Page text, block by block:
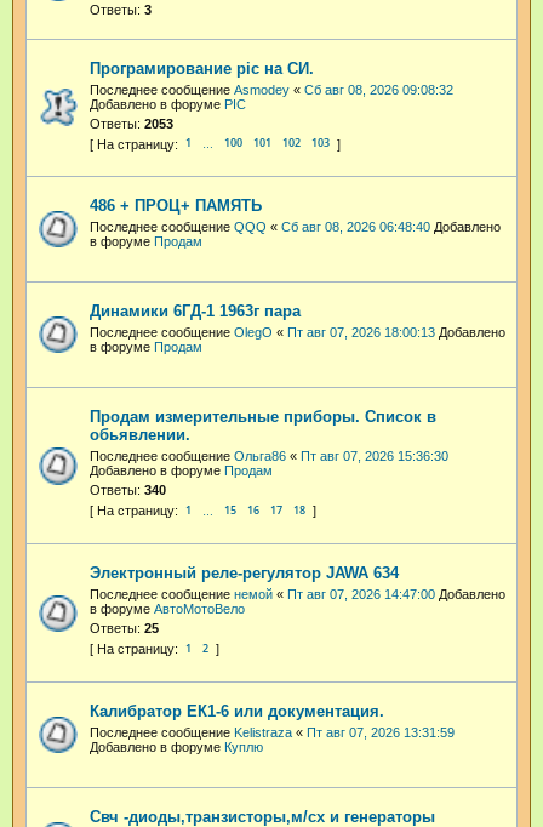
Ответы: 3
Програмирование pic на СИ.
Последнее сообщение Asmodey « Сб авг 08, 2026 09:08:32
Добавлено в форуме PIC
Ответы: 2053
1 100 101 102 103
486 + ПРОЦ+ ПАМЯТЬ
Последнее сообщение QQQ « Сб авг 08, 2026 06:48:40 Добавлено
в форуме Продам
Динамики 6ГД-1 1963г пара
Последнее сообщение OlegO « Пт авг 07, 2026 18:00:13 Добавлено
в форуме Продам
Продам измерительные приборы. Список в
обьявлении.
Последнее сообщение Ольга86 « Пт авг 07, 2026 15:36:30
Добавлено в форуме Продам
Ответы: 340
1 15 16 17 18
Электронный реле-регулятор JAWA 634
Последнее сообщение немой « Пт авг 07, 2026 14:47:00 Добавлено
в форуме АвтоМотоВело
Ответы: 25
1 2
Калибратор ЕК1-6 или документация.
Последнее сообщение Kelistraza « Пт авг 07, 2026 13:31:59
Добавлено в форуме Куплю
Свч -диоды,транзисторы,м/сх и генераторы